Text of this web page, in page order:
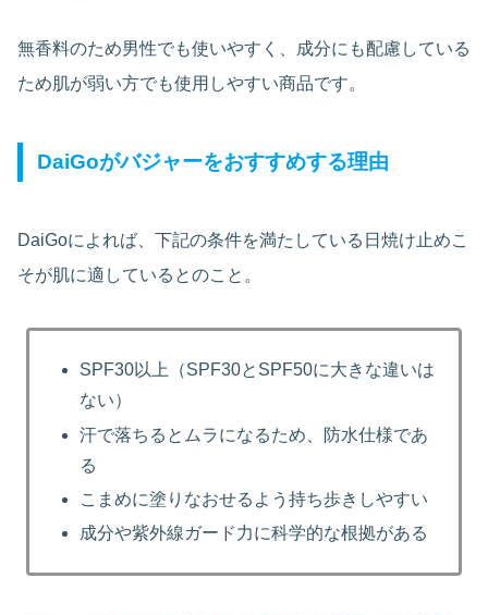
無香料のため男性でも使いやすく、成分にも配慮している
ため肌が弱い方でも使用しやすい商品です。
DaiGoがバジャーをおすすめする理由
DaiGoによれば、下記の条件を満たしている日焼け止めこ
そが肌に適しているとのこと。
SPF30以上（SPF30とSPF50に大きな違いは
ない）
汗で落ちるとムラになるため、防水仕様であ
る
こまめに塗りなおせるよう持ち歩きしやすい
成分や紫外線ガード力に科学的な根拠がある